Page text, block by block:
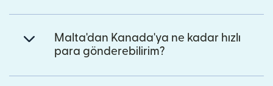
Malta'dan Kanada'ya ne kadar hızlı
para gönderebilirim?